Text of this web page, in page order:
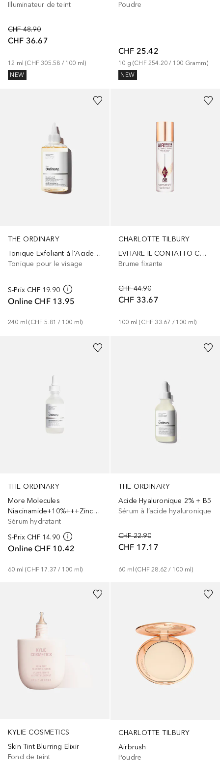
Illuminateur de teint
CHF 48.90
CHF 36.67
12 ml (CHF 305.58 / 100 ml)
NEW
Poudre
CHF 25.42
10 g (CHF 254.20 / 100 Gramm)
NEW
THE ORDINARY
Tonique Exfoliant à l'Acide Glycolique 7%
Tonique pour le visage
S-Prix CHF 19.90
Online CHF 13.95
240 ml (CHF 5.81 / 100 ml)
CHARLOTTE TILBURY
EVITARE IL CONTATTO CON GLI OCCHI
Brume fixante
CHF 44.90
CHF 33.67
100 ml (CHF 33.67 / 100 ml)
THE ORDINARY
More Molecules
Niacinamide+10%+++Zinc+1%
Sérum hydratant
S-Prix CHF 14.90
Online CHF 10.42
60 ml (CHF 17.37 / 100 ml)
THE ORDINARY
Acide Hyaluronique 2% + B5
Sérum à l’acide hyaluronique
CHF 22.90
CHF 17.17
60 ml (CHF 28.62 / 100 ml)
KYLIE COSMETICS
Skin Tint Blurring Elixir
Fond de teint
+21
CHARLOTTE TILBURY
Airbrush
Poudre
+1